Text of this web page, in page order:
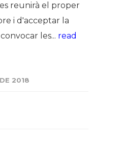
reunirà el proper
i d'acceptar la
les... read
2018